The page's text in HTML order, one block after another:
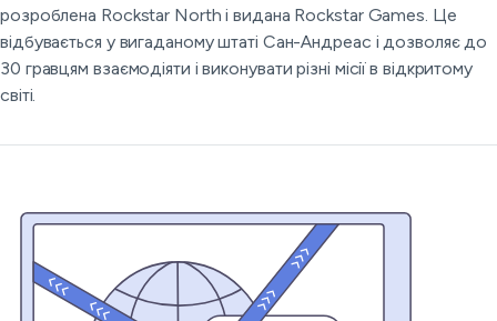
розроблена Rockstar North і видана Rockstar Games. Це
відбувається у вигаданому штаті Сан-Андреас і дозволяє до
30 гравцям взаємодіяти і виконувати різні місії в відкритому
світі.